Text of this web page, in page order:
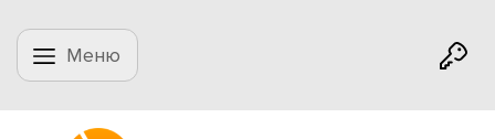
Меню